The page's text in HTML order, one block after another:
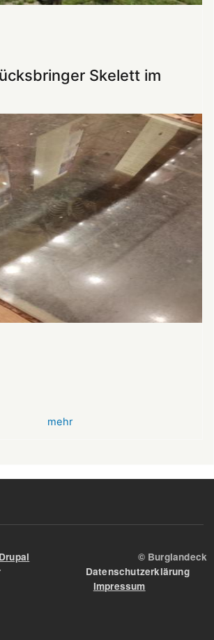
Skelett im
mehr
Drupal © Burglandeck
Datenschutzerklärung
Impressum